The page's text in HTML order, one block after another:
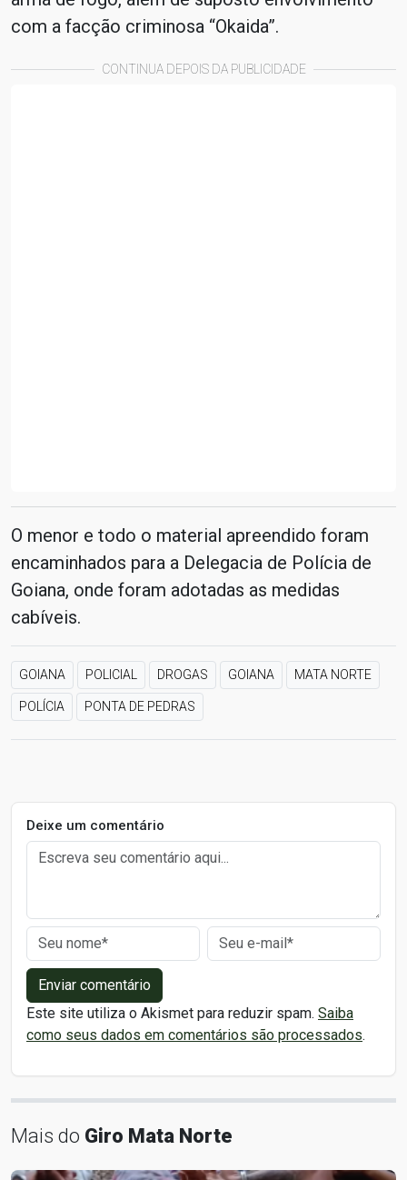
com a facção criminosa “Okaida”.
CONTINUA DEPOIS DA PUBLICIDADE
O menor e todo o material apreendido foram
encaminhados para a Delegacia de Polícia de
Goiana, onde foram adotadas as medidas
cabíveis.
GOIANA POLICIAL DROGAS GOIANA MATA NORTE
POLÍCIA PONTA DE PEDRAS
Deixe um comentário
Enviar comentário
Este site utiliza o Akismet para reduzir spam. Saiba
como seus dados em comentários são processados.
Mais do Giro Mata Norte